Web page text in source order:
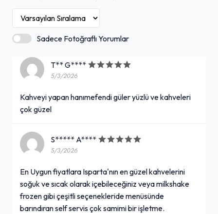
Sadece Fotoğraflı Yorumlar
T** G****
5/3/2026
Kahveyi yapan hanımefendi güler yüzlü ve kahveleri
çok güzel
S***** A****
5/3/2026
En Uygun fiyatlara Isparta'nın en güzel kahvelerini
soğuk ve sıcak olarak içebileceğiniz veya milkshake
frozen gibi çeşitli seçenekleride menüsünde
barındıran self servis çok samimi bir işletme.